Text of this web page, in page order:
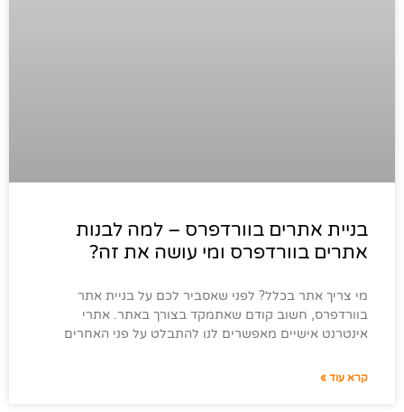
בניית אתרים בוורדפרס – למה לבנות
אתרים בוורדפרס ומי עושה את זה?
מי צריך אתר בכלל? לפני שאסביר לכם על בניית אתר
בוורדפרס, חשוב קודם שאתמקד בצורך באתר. אתרי
אינטרנט אישיים מאפשרים לנו להתבלט על פני האחרים
קרא עוד »